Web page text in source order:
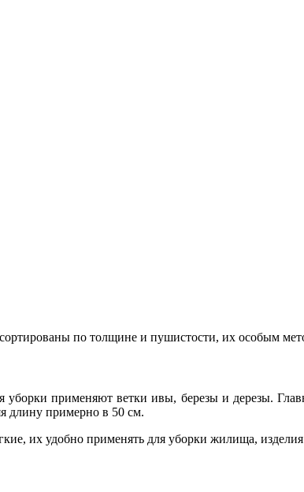
по толщине и пушистости, их особым
уборки применяют ветки ивы, березы и дерезы.
длину примерно в 50 см.
их удобно применять для уборки жилища,